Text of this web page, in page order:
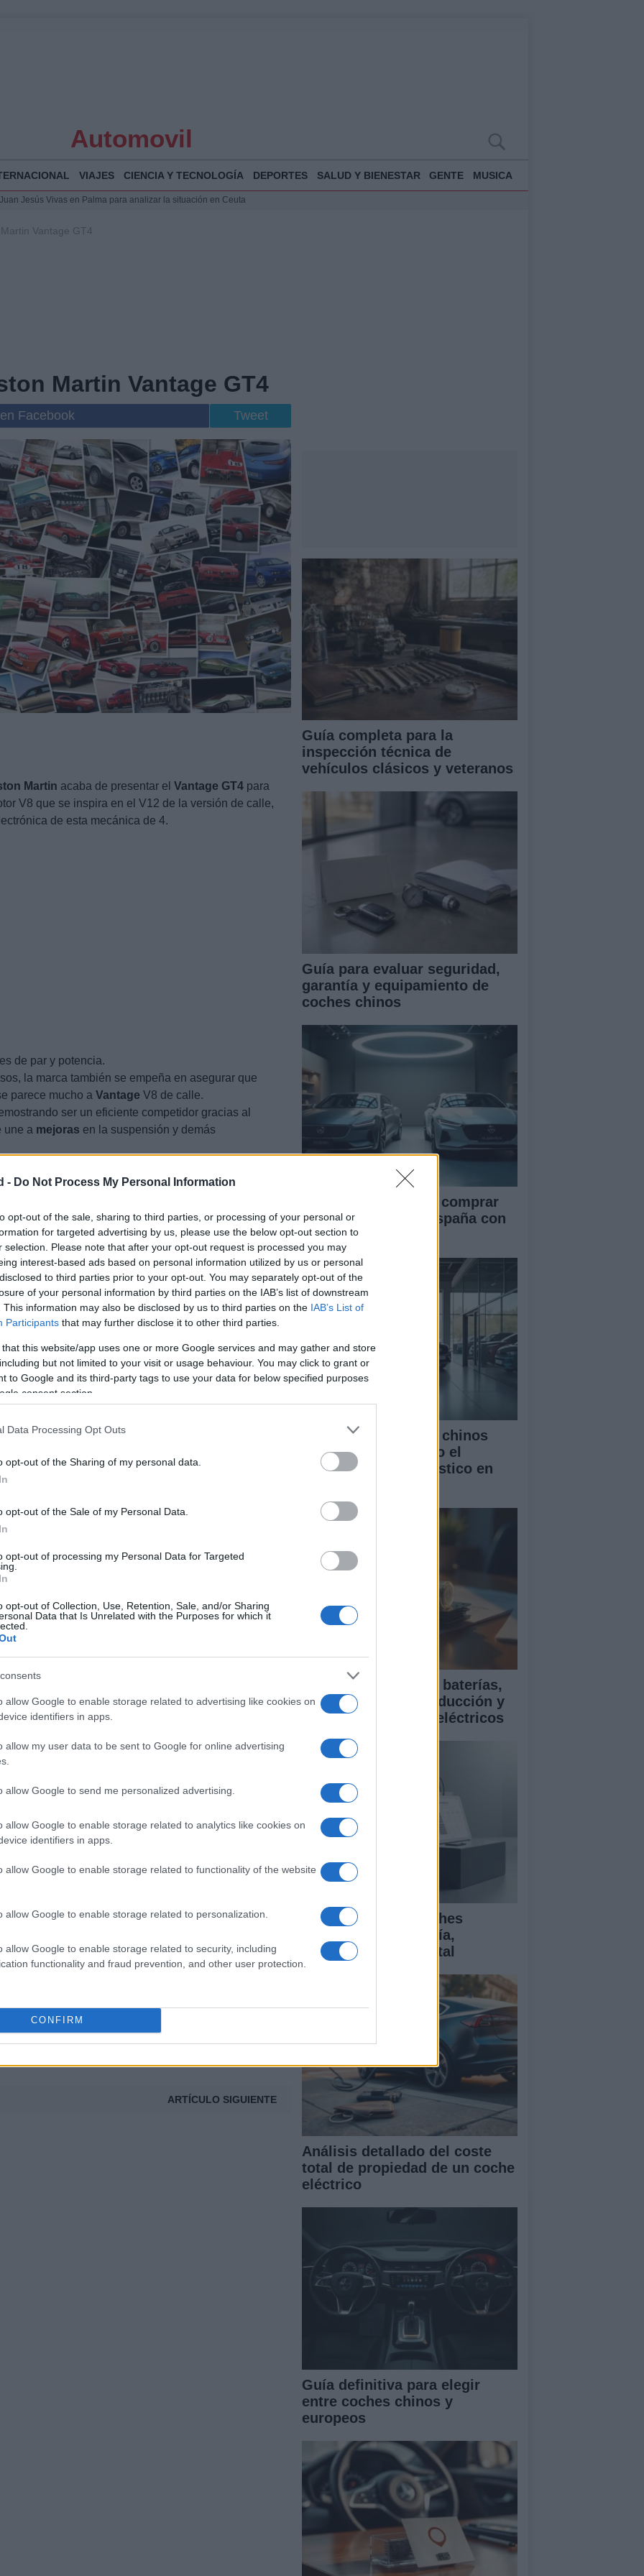
- Do Not Process My Personal Information
opt-out of the sale, sharing to third parties, or processing of your personal or
for targeted advertising by us, please use the below opt-out section to
selection. Please note that after your opt-out request is processed you may
interest-based ads based on personal information utilized by us or personal
to third parties prior to your opt-out. You may separately opt-out of the
of your personal information by third parties on the IAB’s list of downstream
This information may also be disclosed by us to third parties on the IAB’s List of
Participants that may further disclose it to other third parties.
that this website/app uses one or more Google services and may gather and store
but not limited to your visit or usage behaviour. You may click to grant or
to Google and its third-party tags to use your data for below specified purposes
consent section.
Data Processing Opt Outs
opt-out of the Sharing of my personal data.
opt-out of the Sale of my Personal Data.
opt-out of processing my Personal Data for Targeted
opt-out of Collection, Use, Retention, Sale, and/or Sharing
Data that Is Unrelated with the Purposes for which it
allow Google to enable storage related to advertising like cookies on
identifiers in apps.
allow my user data to be sent to Google for online advertising
allow Google to send me personalized advertising.
allow Google to enable storage related to analytics like cookies on
identifiers in apps.
allow Google to enable storage related to functionality of the website
allow Google to enable storage related to personalization.
allow Google to enable storage related to security, including
functionality and fraud prevention, and other user protection.
CONFIRM
Automovil
VIAJES CIENCIA Y TECNOLOGÍA DEPORTES SALUD Y BIENESTAR GENTE MUSICA
Jesús Vivas en Palma para analizar la situación en Ceuta
y humanitario en Ceuta tras la llegada masiva de migrantes
Vantage GT4
Martin Vantage GT4
Facebook Tweet
Martin acaba de presentar el Vantage GT4 para
V8 que se inspira en el V12 de la versión de calle,
de esta mecánica de 4.
de par y potencia.
la marca también se empeña en asegurar que
parece mucho a Vantage V8 de calle.
ser un eficiente competidor gracias al
une a mejoras en la suspensión y demás
aerodinámicas y de motor, los equipos podrán
versión del ABS desarrollado por Bosch Motorsport
que le permite afrontar con garantías toda clase de
en los giros.
la carga aerodinámica además de conducir el
el objeto de poder refrigerarlos.
de carbono aporta unos cuantos kilogramos más
coche contribuye a crear una zona de bajas
mejora el comportamiento aerodinámico de
de aceite de la transmisión, con lo que se logra
de 80 unidades del Aston Martin Vantage GT4
pruebas como en las 24 H de Nürburgring y las de
monomarca en el Reino Unido.
entra aquí.
ARTÍCULO SIGUIENTE
Guía completa para la
inspección técnica de
vehículos clásicos y veteranos
Guía para evaluar seguridad,
garantía y equipamiento de
coches chinos
Guía definitiva para comprar
coches chinos en España con
seguridad
Cómo los vehículos chinos
están transformando el
mercado automovilístico en
Guía para comparar baterías,
asistencias a la conducción y
garantía en coches eléctricos
Comparativa de coches
eléctricos: tecnología,
garantías y coste total
Análisis detallado del coste
total de propiedad de un coche
eléctrico
Guía definitiva para elegir
entre coches chinos y
europeos